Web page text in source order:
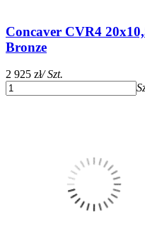
Concaver CVR4
Bronze
2 925 zł/ Szt.